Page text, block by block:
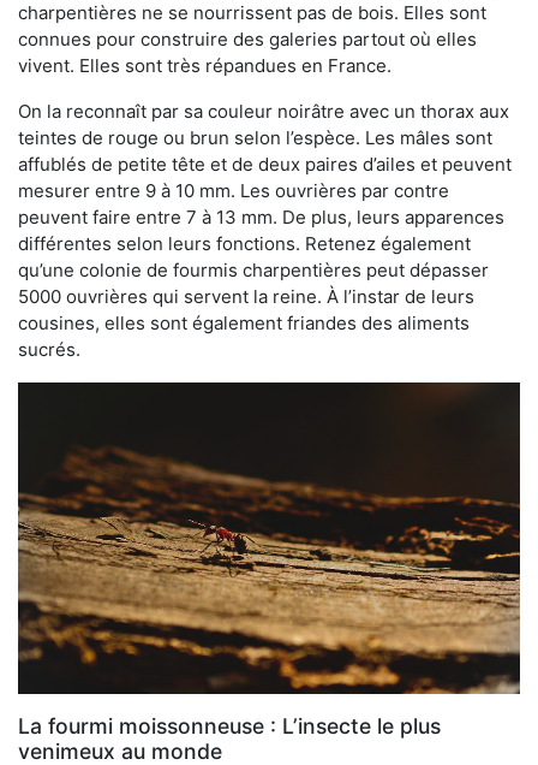
charpentières ne se nourrissent pas de bois. Elles sont
connues pour construire des galeries partout où elles
vivent. Elles sont très répandues en France.
On la reconnaît par sa couleur noirâtre avec un thorax aux
teintes de rouge ou brun selon l’espèce. Les mâles sont
affublés de petite tête et de deux paires d’ailes et peuvent
mesurer entre 9 à 10 mm. Les ouvrières par contre
peuvent faire entre 7 à 13 mm. De plus, leurs apparences
différentes selon leurs fonctions. Retenez également
qu’une colonie de fourmis charpentières peut dépasser
5000 ouvrières qui servent la reine. À l’instar de leurs
cousines, elles sont également friandes des aliments
sucrés.
La fourmi moissonneuse : L’insecte le plus
venimeux au monde